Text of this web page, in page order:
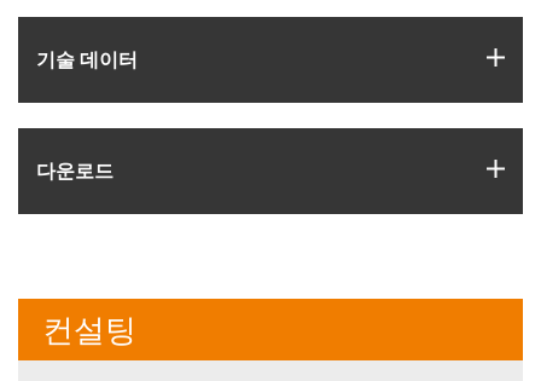
기술 데이터
다운로드
컨설팅